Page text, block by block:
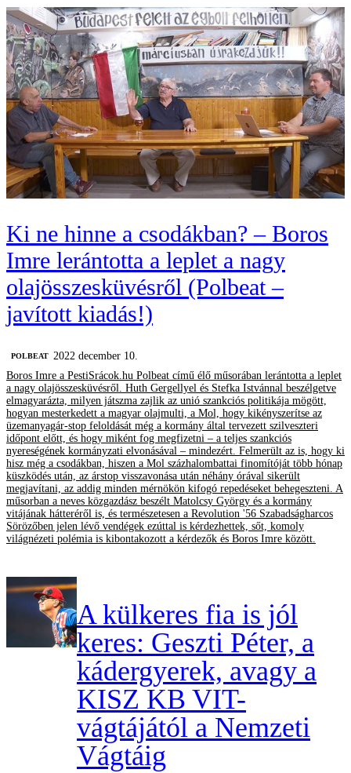
Ki ne hinne a csodákban? – Boros
Imre lerántotta a leplet a nagy
olajösszesküvésről (Polbeat –
javított kiadás!)
‎POLBEAT 2022 december 10.
Boros Imre a PestiSrácok.hu Polbeat című élő műsorában lerántotta a leplet
a nagy olajösszesküvésről. Huth Gergellyel és Stefka Istvánnal beszélgetve
elmagyarázta, milyen játszma zajlik az unió szankciós politikája mögött,
hogyan mesterkedett a magyar olajmulti, a Mol, hogy kikényszerítse az
üzemanyagár-stop feloldását még a kormány által tervezett szilveszteri
időpont előtt, és hogy miként fog megfizetni – a teljes szankciós
nyereségének kormányzati elvonásával – mindezért. Felmerült az is, hogy ki
hisz még a csodákban, hiszen a Mol százhalombattai finomítóját több hónap
küszködés után, az árstop visszavonása után néhány órával sikerült
megjavítani, az addig minden mérnökön kifogó repedéseket behegeszteni. A
műsorban a neves közgazdász beszélt Matolcsy György és a kormány
vitájának hátteréről is, és természetesen a Revolution '56 Szabadságharcos
Sörözőben jelen lévő vendégek ezúttal is kérdezhettek, sőt, komoly
világnézeti polémia is kibontakozott a kérdezők és Boros Imre között.
A külkeres fia is jól
keres: Geszti Péter, a
kádergyerek, avagy a
KISZ KB VIT-
vágtájától a Nemzeti
Vágtáig